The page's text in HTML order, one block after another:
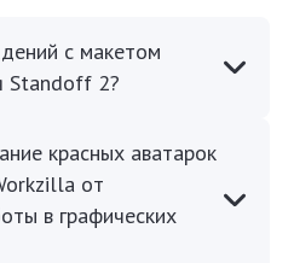
с макетом
Standoff 2?
красных аватарок
от
в графических